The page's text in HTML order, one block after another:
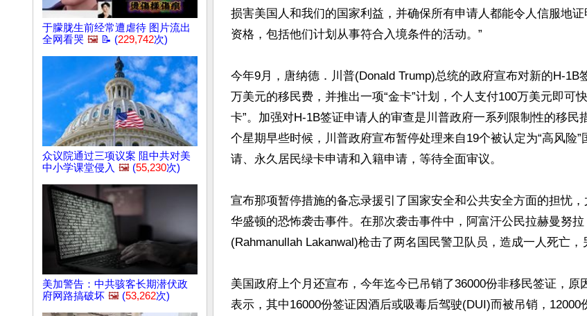
于朦胧生前经常遭虐待 图片流出
全网看哭 🖼️ 📝 (229,742次)
众议院通过三项议案 阻中共对美
中小学课堂侵入 🖼️ (55,230次)
美加警告：中共骇客长期潜伏政
府网路搞破坏 🖼️ (53,262次)
损害美国人和我们的国家利益，并确保所有申请人都能令人信服地
资格，包括他们计划从事符合入境条件的活动。”
今年9月，唐纳德．川普(Donald Trump)总统的政府宣布对新的H-1B
万美元的移民费，并推出一项“金卡”计划，个人支付100万美元即可
卡”。加强对H-1B签证申请人的审查是川普政府一系列限制性的移民
个星期早些时候，川普政府宣布暂停处理来自19个被认定为“高风险”
请、永久居民绿卡申请和入籍申请，等待全面审议。
宣布那项暂停措施的备忘录援引了国家安全和公共安全方面的担忧
华盛顿的恐怖袭击事件。在那次袭击事件中，阿富汗公民拉赫曼努
(Rahmanullah Lakanwal)枪击了两名国民警卫队员，造成一人死亡，
美国政府上个月还宣布，今年迄今已吊销了36000份非移民签证，原
表示，其中16000份签证因酒后或吸毒后驾驶(DUI)而被吊销，12000